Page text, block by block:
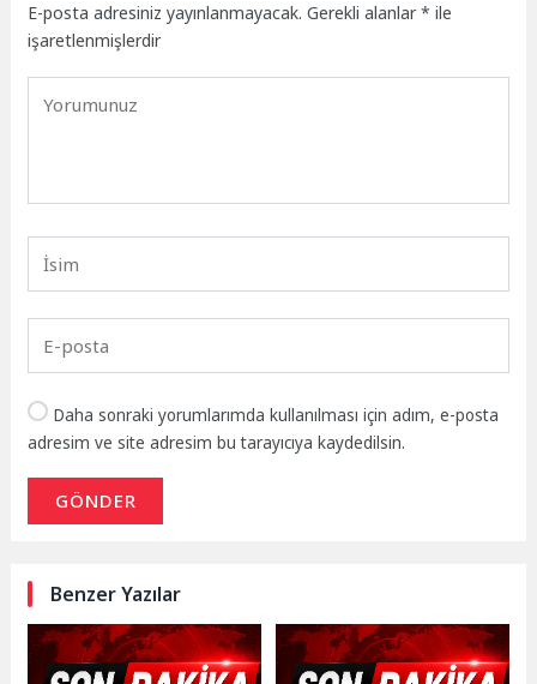
E-posta adresiniz yayınlanmayacak. Gerekli alanlar* ile
işaretlenmişlerdir
Daha sonraki yorumlarımda kullanılması için adım, e-posta
adresim ve site adresim bu tarayıcıya kaydedilsin.
GÖNDER
Benzer Yazılar